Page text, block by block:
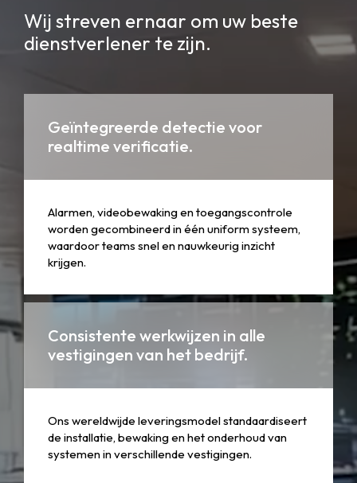
Wij streven ernaar om uw beste
dienstverlener te zijn.
Geïntegreerde detectie voor
realtime verificatie.
Alarmen, videobewaking en toegangscontrole
worden gecombineerd in één uniform systeem,
waardoor teams snel en nauwkeurig inzicht
krijgen.
Consistente werkwijzen in alle
vestigingen van het bedrijf.
Ons wereldwijde leveringsmodel standaardiseert
de installatie, bewaking en het onderhoud van
systemen in verschillende vestigingen.